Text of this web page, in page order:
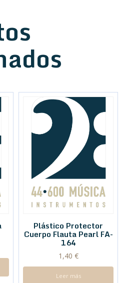
Plástico Protector
Cuerpo Flauta Pearl FA-
164
1,40 €
Leer más